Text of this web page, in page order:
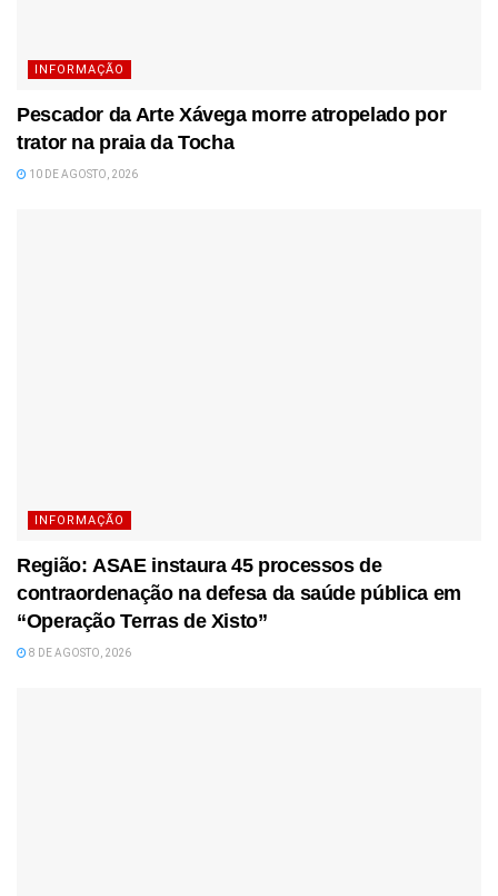
INFORMAÇÃO
Pescador da Arte Xávega morre atropelado por
trator na praia da Tocha
10 DE AGOSTO, 2026
INFORMAÇÃO
Região: ASAE instaura 45 processos de
contraordenação na defesa da saúde pública em
“Operação Terras de Xisto”
8 DE AGOSTO, 2026